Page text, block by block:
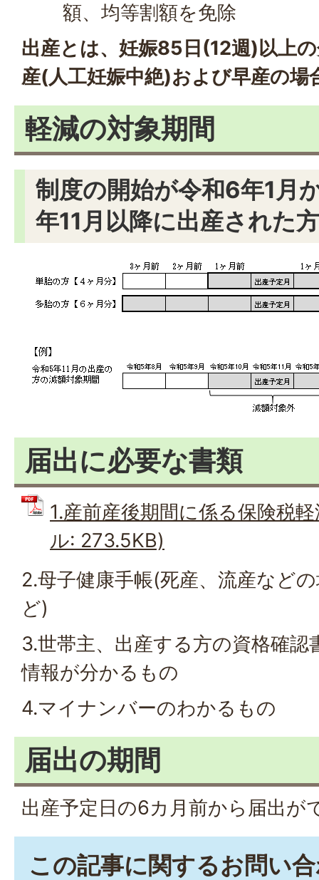
額、均等割額を免除
出産とは、妊娠85日(12週)以上
産(人工妊娠中絶)および早産の場
軽減の対象期間
制度の開始が令和6年1月
年11月以降に出産された
届出に必要な書類
1.産前産後期間に係る保険税
ル: 273.5KB)
2.母子健康手帳(死産、流産など
ど)
3.世帯主、出産する方の資格確認
情報が分かるもの
4.マイナンバーのわかるもの
届出の期間
出産予定日の6カ月前から届出が
この記事に関するお問い